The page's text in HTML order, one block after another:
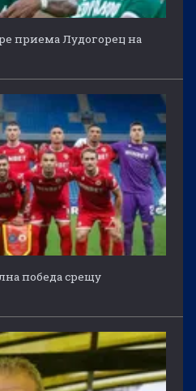
приема Лудогорец на
победа срещу